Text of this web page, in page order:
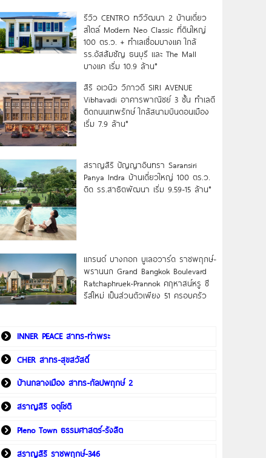
รีวิว CENTRO ทวีวัฒนา 2 บ้านเดี่ยว
สไตล์ Modern Neo Classic ที่ดินใหญ่
100 ตร.ว. + ทำเลเชื่อมบางแค ใกล้
รร.อัสสัมชัญ ธนบุรี และ The Mall
บางแค เริ่ม 10.9 ล้าน*
สิริ อเวนิว วิภาวดี SIRI AVENUE
Vibhavadi อาคารพาณิชย์ 3 ชั้น ทำเลดี
ติดถนนเทพรักษ์ ใกล้สนามบินดอนเมือง
เริ่ม 7.9 ล้าน*
สราญสิริ ปัญญาอินทรา Saransiri
Panya Indra บ้านเดี่ยวใหญ่ 100 ตร.ว.
ดิด รร.สาธิตพัฒนา เริ่ม 9.59-15 ล้าน*
แกรนด์ บางกอก บูเลอวาร์ด ราชพฤกษ์-
พรานนก Grand Bangkok Boulevard
Ratchaphruek-Prannok คฤหาสน์หรู ซี
รีส์ใหม่ เป็นส่วนตัวเพียง 51 ครอบครัว
INNER PEACE สาทร-ท่าพระ
CHER สาทร-สุขสวัสดิ์
บ้านกลางเมือง สาทร-กัลปพฤกษ์ 2
สราญสิริ จตุโชติ
Pleno Town ธรรมศาสตร์-รังสิต
สราญสิริ ราชพฤกษ์-346